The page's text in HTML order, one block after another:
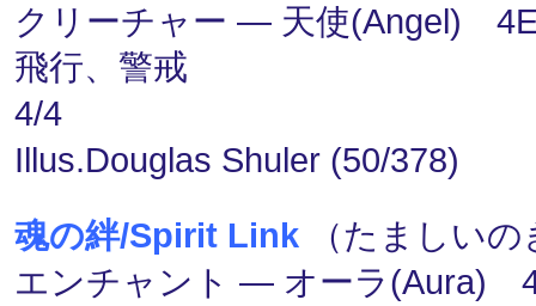
クリーチャー ― 天使(Angel)
飛行、警戒
4/4
Illus.Douglas Shuler (50/378)
魂の絆/Spirit Link （たましい
エンチャント ― オーラ(Aura)